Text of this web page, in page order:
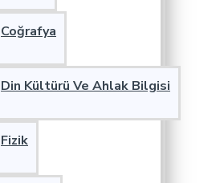
Coğrafya
Din Kültürü Ve Ahlak Bilgisi
Fizik